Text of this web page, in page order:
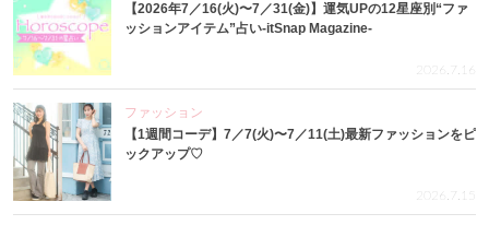
【2026年7／16(火)〜7／31(金)】運気UPの12星座別“ファ
ッションアイテム”占い-itSnap Magazine-
2026.7.16
ファッション
【1週間コーデ】7／7(火)〜7／11(土)最新ファッションをピ
ックアップ♡
2026.7.15